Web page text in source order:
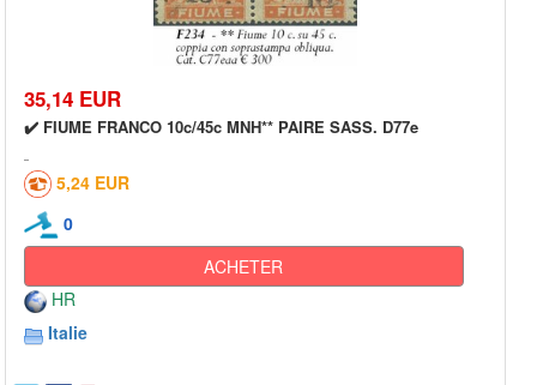
35,14 EUR
✔️ FIUME FRANCO 10c/45c MNH** PAIRE SASS. D77e
5,24 EUR
0
ACHETER
HR
Italie